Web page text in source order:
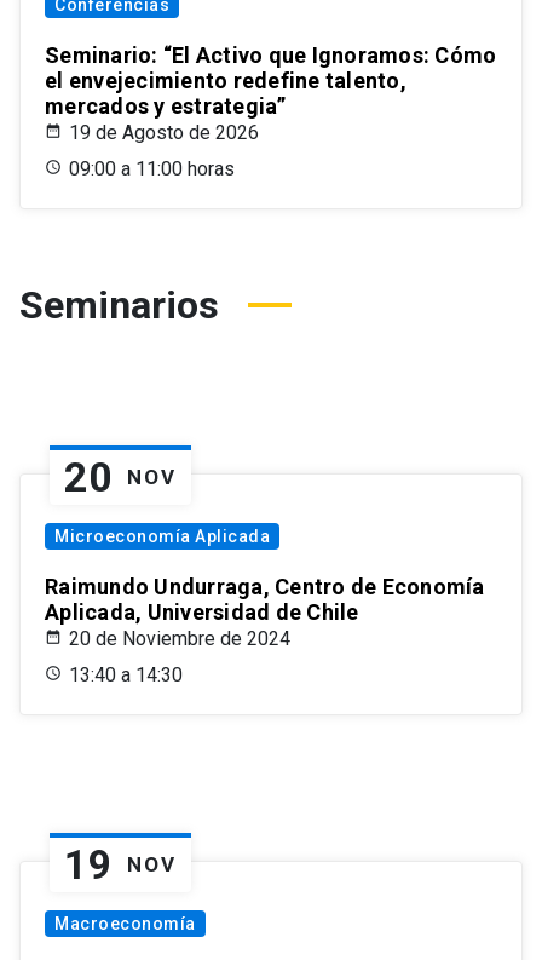
Conferencias
Seminario: “El Activo que Ignoramos: Cómo
el envejecimiento redefine talento,
mercados y estrategia”
19 de Agosto de 2026
09:00 a 11:00 horas
Seminarios
20 NOV
Microeconomía Aplicada
Raimundo Undurraga, Centro de Economía
Aplicada, Universidad de Chile
20 de Noviembre de 2024
13:40 a 14:30
19 NOV
Macroeconomía